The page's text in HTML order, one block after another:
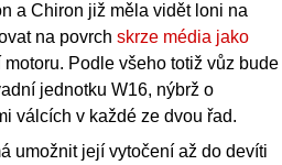
a Chiron již měla vidět loni na
na povrch skrze média jako
Podle všeho totiž vůz bude
jednotku W16, nýbrž o
válcích v každé ze dvou řad.
umožnit její vytočení až do devíti